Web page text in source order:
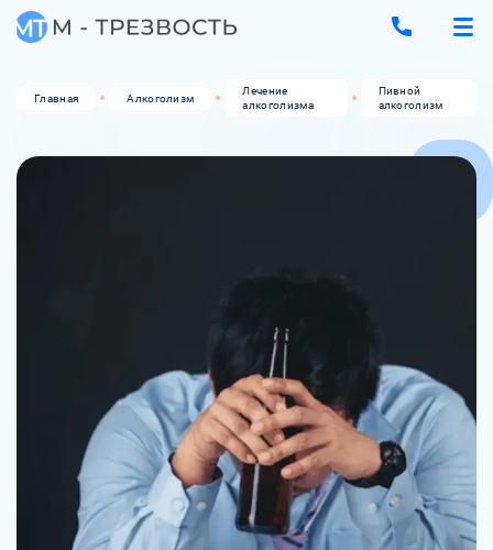
Главная Алкоголизм
Лечение
алкоголизма
Пивной
алкоголизм